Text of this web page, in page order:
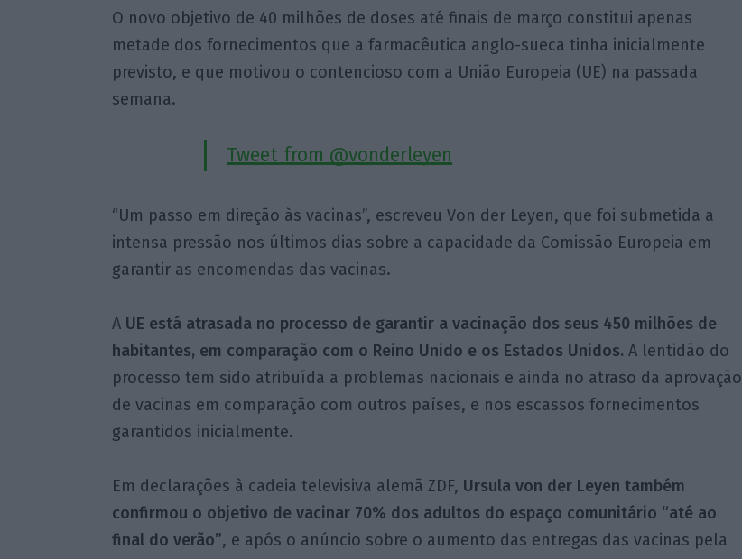
O novo objetivo de 40 milhões de doses até finais de março constitui apenas
metade dos fornecimentos que a farmacêutica anglo-sueca tinha inicialmente
previsto, e que motivou o contencioso com a União Europeia (UE) na passada
semana.
Tweet from @vonderleyen
“Um passo em direção às vacinas”, escreveu Von der Leyen, que foi submetida a
intensa pressão nos últimos dias sobre a capacidade da Comissão Europeia em
garantir as encomendas das vacinas.
A UE está atrasada no processo de garantir a vacinação dos seus 450 milhões de
habitantes, em comparação com o Reino Unido e os Estados Unidos. A lentidão do
processo tem sido atribuída a problemas nacionais e ainda no atraso da aprovação
de vacinas em comparação com outros países, e nos escassos fornecimentos
garantidos inicialmente.
Em declarações à cadeia televisiva alemã ZDF, Ursula von der Leyen também
confirmou o objetivo de vacinar 70% dos adultos do espaço comunitário “até ao
final do verão”, e após o anúncio sobre o aumento das entregas das vacinas pela